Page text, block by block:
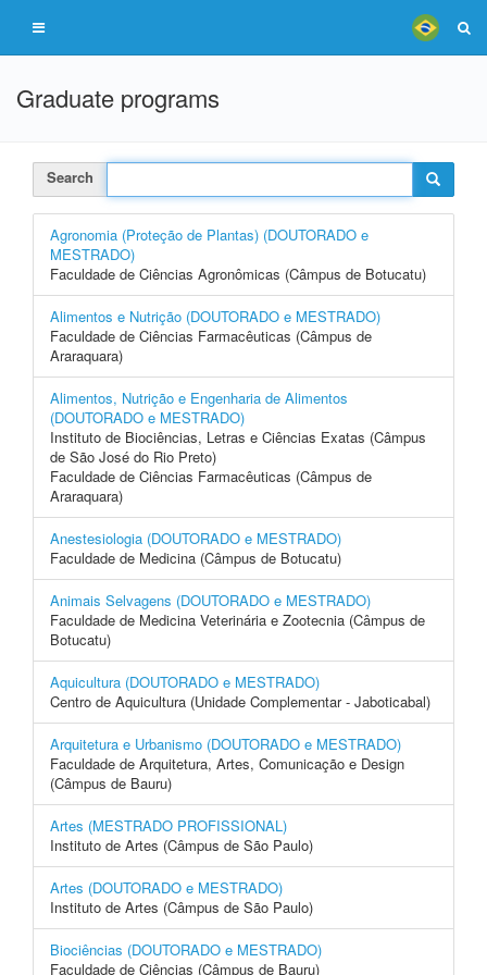
Graduate programs
Search
Agronomia (Proteção de Plantas) (DOUTORADO e
MESTRADO)
Faculdade de Ciências Agronômicas (Câmpus de Botucatu)
Alimentos e Nutrição (DOUTORADO e MESTRADO)
Faculdade de Ciências Farmacêuticas (Câmpus de
Araraquara)
Alimentos, Nutrição e Engenharia de Alimentos
(DOUTORADO e MESTRADO)
Instituto de Biociências, Letras e Ciências Exatas (Câmpus
de São José do Rio Preto)
Faculdade de Ciências Farmacêuticas (Câmpus de
Araraquara)
Anestesiologia (DOUTORADO e MESTRADO)
Faculdade de Medicina (Câmpus de Botucatu)
Animais Selvagens (DOUTORADO e MESTRADO)
Faculdade de Medicina Veterinária e Zootecnia (Câmpus de
Botucatu)
Aquicultura (DOUTORADO e MESTRADO)
Centro de Aquicultura (Unidade Complementar - Jaboticabal)
Arquitetura e Urbanismo (DOUTORADO e MESTRADO)
Faculdade de Arquitetura, Artes, Comunicação e Design
(Câmpus de Bauru)
Artes (MESTRADO PROFISSIONAL)
Instituto de Artes (Câmpus de São Paulo)
Artes (DOUTORADO e MESTRADO)
Instituto de Artes (Câmpus de São Paulo)
Biociências (DOUTORADO e MESTRADO)
Faculdade de Ciências (Câmpus de Bauru)